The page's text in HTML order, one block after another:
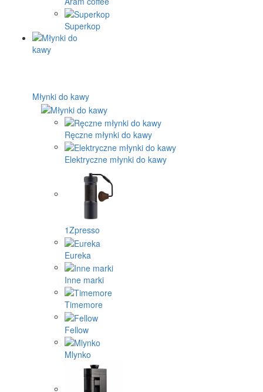
Superkop
Młynki do kawy
Ręczne młynki do kawy
Elektryczne młynki do kawy
1Zpresso
Eureka
Inne marki
Timemore
Fellow
Mlynko